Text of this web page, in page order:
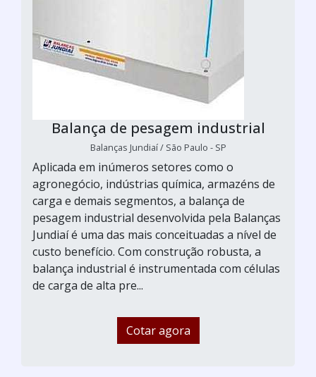
Balança de pesagem industrial
Balanças Jundiaí / São Paulo - SP
Aplicada em inúmeros setores como o
agronegócio, indústrias química, armazéns de
carga e demais segmentos, a balança de
pesagem industrial desenvolvida pela Balanças
Jundiaí é uma das mais conceituadas a nível de
custo benefício. Com construção robusta, a
balança industrial é instrumentada com células
de carga de alta pre...
Cotar agora